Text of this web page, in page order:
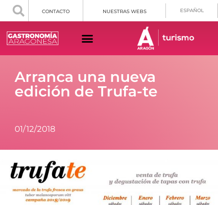
CONTACTO NUESTRAS WEBS ESPAÑOL
Arranca una nueva
edición de Trufa-te
01/12/2018